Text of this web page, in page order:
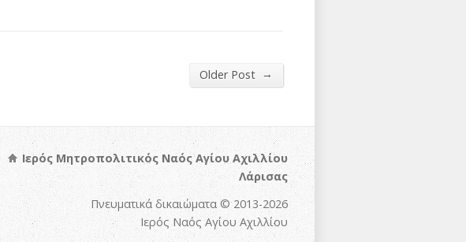
Older Post →
Ιερός Μητροπολιτικός Ναός Αγίου Αχιλλίου
Λάρισας
Πνευματικά δικαιώματα © 2013-2026
Ιερός Ναός Αγίου Αχιλλίου